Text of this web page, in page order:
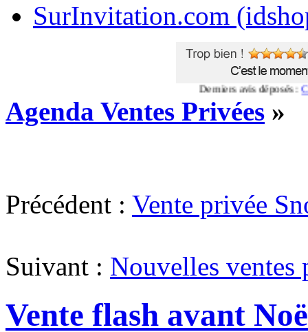
SurInvitation.com
Derniers avis déposés :
Agenda Ventes Privées »
Précédent : Vente privée
Suivant : Nouvelles ventes
Vente flash avant